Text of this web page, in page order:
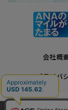
会社概
プライバ